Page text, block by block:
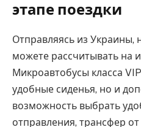
этапе поездки
Отправляясь из Украины,
можете рассчитывать на
Микроавтобусы класса
удобные сиденья, но и
возможность выбрать
отправления, трансфер